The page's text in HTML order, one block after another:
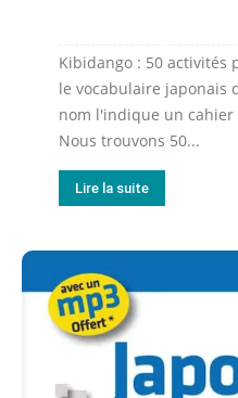
Kibidango : 50
le vocabulaire japonais
nom l'indique un cahier
Nous trouvons 50...
Lire la suite